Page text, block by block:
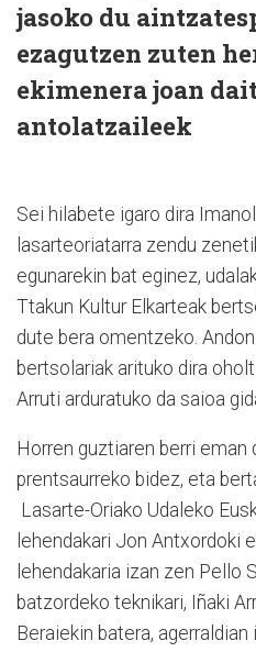
jasoko du
ezagutzen zuten
ekimenera joan
antolatzaileek
Sei hilabete igaro dira
lasarteoriatarra zendu
egunarekin bat eginez,
Ttakun Kultur Elkarteak
dute bera omentzeko.
bertsolariak arituko dira
Arruti arduratuko da saioa
Horren guztiaren berri
prentsaurreko bidez, eta
Lasarte-Oriako Udaleko
lehendakari Jon Antxordoki
lehendakaria izan zen Pello
batzordeko teknikari, Iñaki
Beraiekin batera,